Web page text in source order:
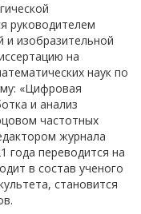
руководителем
изобразительной
на
наук по
«Цифровая
и анализ
частотных
журнала
года переводится на
в состав ученого
становится